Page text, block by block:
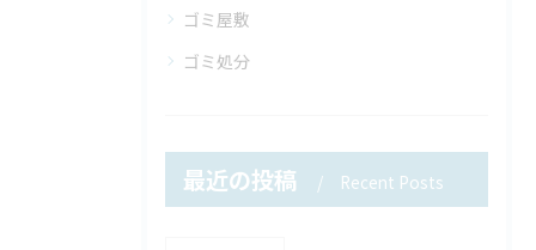
ゴミ屋敷
ゴミ処分
最近の投稿 Recent Posts